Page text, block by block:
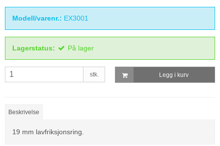
Modell/varenr.: EX3001
Lagerstatus: På lager
stk. Legg i kurv
Beskrivelse
19 mm lavfriksjonsring.